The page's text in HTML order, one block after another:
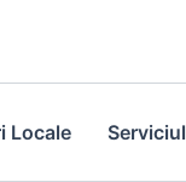
Locale